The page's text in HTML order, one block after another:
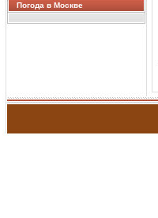
Погода в Москве